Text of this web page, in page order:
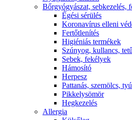
Bőrgyógyászat, sebkezelés,
É́gési sérülés
Koronavírus elleni
Fertőtlenítés
Higiéniás termékek
Szúnyog, kullancs,
Sebek, fekélyek
Hámosító
Herpesz
Pattanás, szemölcs,
Pikkelysömör
Hegkezelés
Allergia